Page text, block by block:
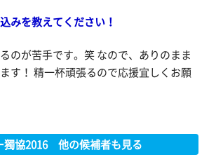
みを教えてください！
のが苦手です。笑 なので、ありのまま
す！ 精一杯頑張るので応援宜しくお願
獨協2016 他の候補者も見る